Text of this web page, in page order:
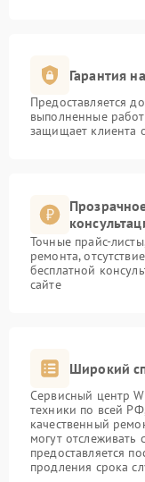
Гарантия
Предоставляется
выполненные
защищает клиента
Точные прайс-
ремонта,
бесплатной
сайте
Широкий
Сервисный центр
техники по всей
качественный
могут отслеживать
предоставляется
продления срока